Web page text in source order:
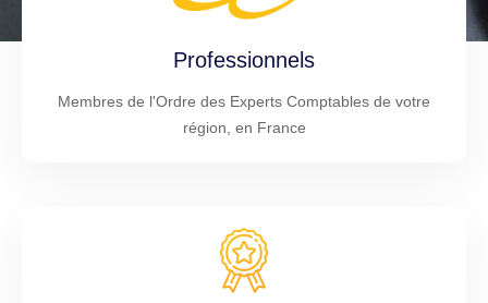
Professionnels
Membres de l'Ordre des Experts Comptables de votre
région, en France